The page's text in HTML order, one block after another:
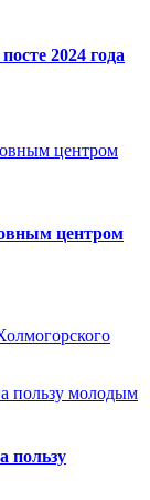
2024 года
центром
пользу